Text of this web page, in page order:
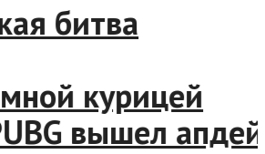
битва
курицей
вышел апдейт